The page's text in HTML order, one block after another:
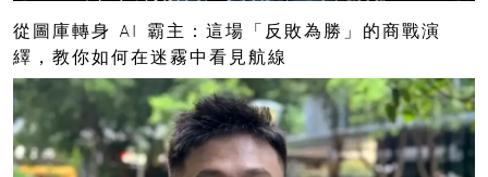
從圖庫轉身 AI 霸主：這場「反敗為勝」的商戰演
繹，教你如何在迷霧中看見航線